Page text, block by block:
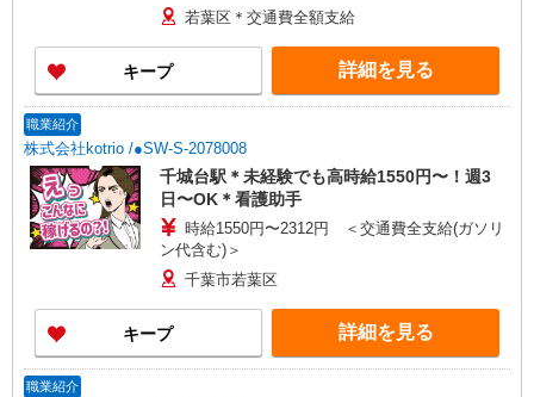
若葉区＊交通費全額支給
キープ 詳細を見る
職業紹介
株式会社kotrio /●SW-S-2078008
千城台駅＊未経験でも高時給1550円〜！週3
日〜OK＊看護助手
時給1550円〜2312円 ＜交通費全支給(ガソリ
ン代含む)＞
千葉市若葉区
キープ 詳細を見る
職業紹介